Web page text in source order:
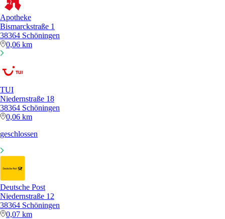
Apotheke
Bismarckstraße 1
38364 Schöningen
0,06 km
TUI
Niedernstraße 18
38364 Schöningen
0,06 km
geschlossen
Deutsche Post
Niedernstraße 12
38364 Schöningen
0,07 km